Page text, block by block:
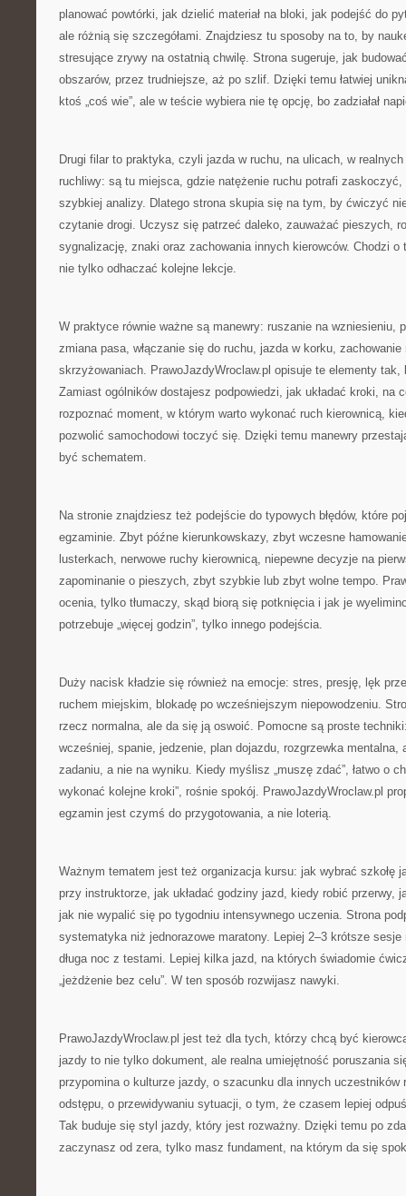
planować powtórki, jak dzielić materiał na bloki, jak podejść do
ale różnią się szczegółami. Znajdziesz tu sposoby na to, by
stresujące zrywy na ostatnią chwilę. Strona sugeruje, jak
obszarów, przez trudniejsze, aż po szlif. Dzięki temu łatwiej
ktoś „coś wie”, ale w teście wybiera nie tę opcję, bo zadziałał
Drugi filar to praktyka, czyli jazda w ruchu, na ulicach, w realnych
ruchliwy: są tu miejsca, gdzie natężenie ruchu potrafi
szybkiej analizy. Dlatego strona skupia się na tym, by ćwiczyć
czytanie drogi. Uczysz się patrzeć daleko, zauważać pieszych,
sygnalizację, znaki oraz zachowania innych kierowców. Chodzi o
nie tylko odhaczać kolejne lekcje.
W praktyce równie ważne są manewry: ruszanie na wzniesieniu,
zmiana pasa, włączanie się do ruchu, jazda w korku, zachowanie
skrzyżowaniach. PrawoJazdyWroclaw.pl opisuje te elementy tak,
Zamiast ogólników dostajesz podpowiedzi, jak układać kroki, na
rozpoznać moment, w którym warto wykonać ruch kierownicą,
pozwolić samochodowi toczyć się. Dzięki temu manewry
być schematem.
Na stronie znajdziesz też podejście do typowych błędów, które
egzaminie. Zbyt późne kierunkowskazy, zbyt wczesne
lusterkach, nerwowe ruchy kierownicą, niepewne decyzje na
zapominanie o pieszych, zbyt szybkie lub zbyt wolne tempo.
ocenia, tylko tłumaczy, skąd biorą się potknięcia i jak je
potrzebuje „więcej godzin”, tylko innego podejścia.
Duży nacisk kładzie się również na emocje: stres, presję, lęk
ruchem miejskim, blokadę po wcześniejszym niepowodzeniu.
rzecz normalna, ale da się ją oswoić. Pomocne są proste
wcześniej, spanie, jedzenie, plan dojazdu, rozgrzewka mentalna,
zadaniu, a nie na wyniku. Kiedy myślisz „muszę zdać”, łatwo o
wykonać kolejne kroki”, rośnie spokój. PrawoJazdyWroclaw.pl
egzamin jest czymś do przygotowania, a nie loterią.
Ważnym tematem jest też organizacja kursu: jak wybrać szkołę
przy instruktorze, jak układać godziny jazd, kiedy robić przerwy,
jak nie wypalić się po tygodniu intensywnego uczenia. Strona
systematyka niż jednorazowe maratony. Lepiej 2–3 krótsze
długa noc z testami. Lepiej kilka jazd, na których świadomie
„jeżdżenie bez celu”. W ten sposób rozwijasz nawyki.
PrawoJazdyWroclaw.pl jest też dla tych, którzy chcą być
jazdy to nie tylko dokument, ale realna umiejętność poruszania
przypomina o kulturze jazdy, o szacunku dla innych uczestników
odstępu, o przewidywaniu sytuacji, o tym, że czasem lepiej
Tak buduje się styl jazdy, który jest rozważny. Dzięki temu po
zaczynasz od zera, tylko masz fundament, na którym da się